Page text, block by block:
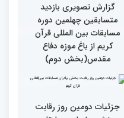
گزارش تصویری دومین روز
رقابت بخش برادران
چهلمین دوره مسابقات
بین‌المللی قرآن کریم(بخش
اول)